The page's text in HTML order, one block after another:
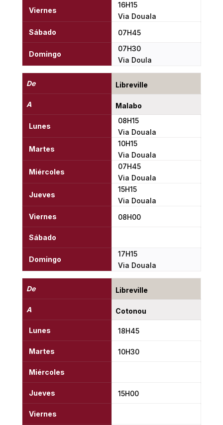
Viernes
Sábado
Domingo
16H15
Via Douala
07H45
07H30
Via Doula
De
A
Lunes
Martes
Miércoles
Jueves
Viernes
Sábado
Domingo
Libreville
Malabo
08H15
Via Douala
10H15
Via Douala
07H45
Via Douala
15H15
Via Douala
08H00
17H15
Via Douala
De
A
Lunes
Martes
Miércoles
Jueves
Viernes
Libreville
Cotonou
18H45
10H30
15H00